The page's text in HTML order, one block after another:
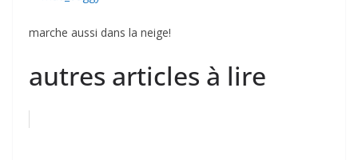
marche aussi dans la neige!
autres articles à lire